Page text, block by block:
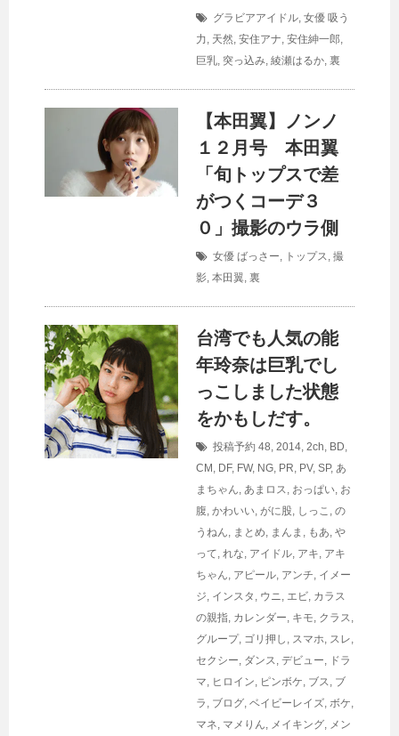
グラビアアイドル, 女優 吸う
力, 天然, 安住アナ, 安住紳一郎,
巨乳, 突っ込み, 綾瀬はるか, 裏
【本田翼】ノンノ
１２月号 本田翼
「旬トップスで差
がつくコーデ３
０」撮影のウラ側
女優 ばっさー, トップス, 撮
影, 本田翼, 裏
台湾でも人気の能
年玲奈は巨乳でし
っこしました状態
をかもしだす。
投稿予約 48, 2014, 2ch, BD,
CM , DF, FW, NG, PR, PV, SP, あ
まちゃん, あまロス, おっぱい, お
腹, かわいい, がに股, しっこ , の
うねん, まとめ, まんま , もあ, や
って, れな, アイドル, アキ, アキ
ちゃん, アピール, アンチ, イメー
ジ, インスタ , ウニ, エビ, カラス
の親指, カレンダー, キモ, クラス,
グループ, ゴリ押し , スマホ, スレ,
セクシー, ダンス, デビュー, ドラ
マ, ヒロイン, ピンボケ, ブス, ブ
ラ , ブログ, ベイビーレイズ, ボケ,
マネ, マメりん, メイキング, メン